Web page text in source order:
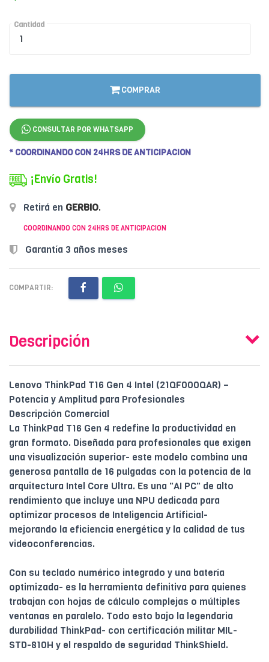
Cantidad
COMPRAR
CONSULTAR POR WHATSAPP
* COORDINANDO CON 24HRS DE ANTICIPACION
¡Envío Gratis!
Retirá en GERBIO.
COORDINANDO CON 24HRS DE ANTICIPACION
Garantía 3 años meses
COMPARTIR:
Descripción
Lenovo ThinkPad T16 Gen 4 Intel (21QF000QAR) –
Potencia y Amplitud para Profesionales
Descripción Comercial
La ThinkPad T16 Gen 4 redefine la productividad en
gran formato. Diseñada para profesionales que exigen
una visualización superior- este modelo combina una
generosa pantalla de 16 pulgadas con la potencia de la
arquitectura Intel Core Ultra. Es una "AI PC" de alto
rendimiento que incluye una NPU dedicada para
optimizar procesos de Inteligencia Artificial-
mejorando la eficiencia energética y la calidad de tus
videoconferencias.
Con su teclado numérico integrado y una batería
optimizada- es la herramienta definitiva para quienes
trabajan con hojas de cálculo complejas o múltiples
ventanas en paralelo. Todo esto bajo la legendaria
durabilidad ThinkPad- con certificación militar MIL-
STD-810H y el respaldo de seguridad ThinkShield.